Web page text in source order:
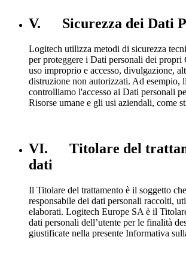
V. Sicurezza dei Dati
Logitech utilizza metodi di sicurezza
per proteggere i Dati personali dei propri
uso improprio e accesso, divulgazione,
distruzione non autorizzati. Ad esempio,
controlliamo l'accesso ai Dati personali
Risorse umane e gli usi aziendali, come
VI. Titolare del
dati
Il Titolare del trattamento è il soggetto
responsabile dei dati personali raccolti,
elaborati. Logitech Europe SA è il
dati personali dell’utente per le finalità
giustificate nella presente Informativa